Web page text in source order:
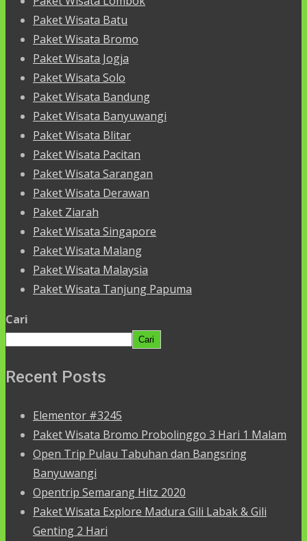
Paket Wisata Batu
Paket Wisata Bromo
Paket Wisata Jogja
Paket Wisata Solo
Paket Wisata Bandung
Paket Wisata Banyuwangi
Paket Wisata Blitar
Paket Wisata Pacitan
Paket Wisata Sarangan
Paket Wisata Derawan
Paket Ziarah
Paket Wisata Singapore
Paket Wisata Malang
Paket Wisata Malaysia
Paket Wisata Tanjung Papuma
Cari
Cari
Recent Posts
Elementor #3245
Paket Wisata Bromo Probolinggo 3 Hari 1 Malam
Open Trip Pulau Tabuhan dan Bangsring
Banyuwangi
Opentrip Semarang Hitz 2020
Paket Wisata Explore Madura Gili Labak & Gili
Genting 2 Hari